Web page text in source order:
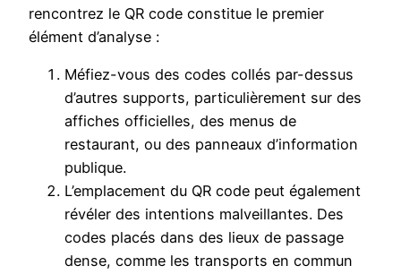
rencontrez le QR code constitue le premier
élément d’analyse :
Méfiez-vous des codes collés par-dessus
d’autres supports, particulièrement sur des
affiches officielles, des menus de
restaurant, ou des panneaux d’information
publique.
L’emplacement du QR code peut également
révéler des intentions malveillantes. Des
codes placés dans des lieux de passage
dense, comme les transports en commun